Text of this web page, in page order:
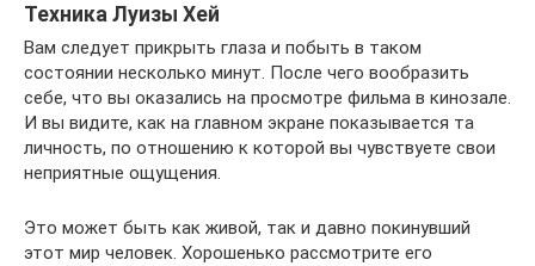
Техника Луизы Хей
Вам следует прикрыть глаза и побыть в таком
состоянии несколько минут. После чего вообразить
себе, что вы оказались на просмотре фильма в кинозале.
И вы видите, как на главном экране показывается та
личность, по отношению к которой вы чувствуете свои
неприятные ощущения.
Это может быть как живой, так и давно покинувший
этот мир человек. Хорошенько рассмотрите его